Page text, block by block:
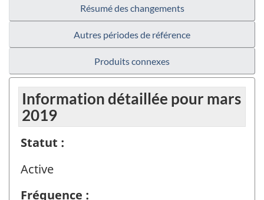
Résumé des changements
Autres périodes de référence
Produits connexes
Information détaillée pour mars
2019
Statut :
Active
Fréquence :